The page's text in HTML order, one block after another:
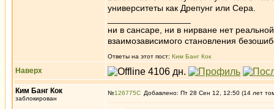
университеты как Дрепунг или Сера.
ни в сансаре, ни в нирване нет
взаимозависимого становления
Ответы на этот пост: Ким Банг Кок
Наверх
Ким Банг Кок
заблокирован
№126775 Добавлено: Пт 28 Сен 12, 12:50 (14 лет